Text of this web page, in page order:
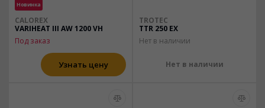
Новинка
CALOREX
VARIHEAT III AW 1200 VH
Под заказ
Узнать цену
TROTEC
TTR 250 EX
Нет в наличии
Нет в наличии